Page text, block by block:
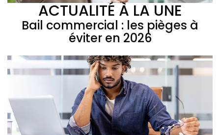
ACTUALITÉ À LA UNE
Bail commercial : les pièges à
éviter en 2026